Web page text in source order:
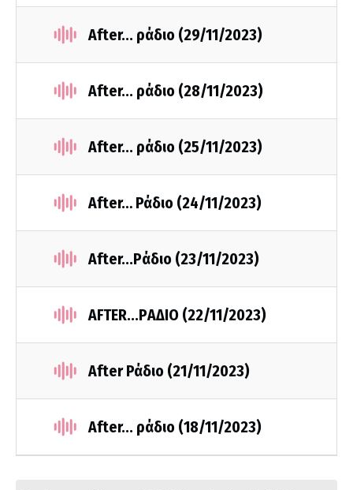
After... ράδιο (29/11/2023)
After... ράδιο (28/11/2023)
After... ράδιο (25/11/2023)
After… Ράδιο (24/11/2023)
After...Pάδιο (23/11/2023)
AFTER...PΑΔΙΟ (22/11/2023)
After Ράδιο (21/11/2023)
After... ράδιο (18/11/2023)